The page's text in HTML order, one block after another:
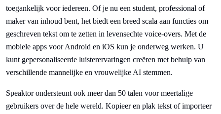
toegankelijk voor iedereen. Of je nu een student, professional of
maker van inhoud bent, het biedt een breed scala aan functies om
geschreven tekst om te zetten in levensechte voice-overs. Met de
mobiele apps voor Android en iOS kun je onderweg werken. U
kunt gepersonaliseerde luisterervaringen creëren met behulp van
verschillende mannelijke en vrouwelijke AI stemmen.
Speaktor ondersteunt ook meer dan 50 talen voor meertalige
gebruikers over de hele wereld. Kopieer en plak tekst of importeer